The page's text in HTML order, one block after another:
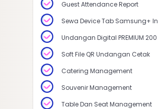
Guest Attendance Report
Sewa Device Tab Samsung+
Undangan Digital PREMIUM 200
Soft File QR Undangan Cetak
Catering Management
Souvenir Management
Table Dan Seat Management